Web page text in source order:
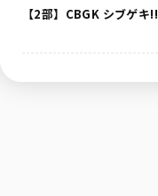
【2部】CBGK シブゲキ!!